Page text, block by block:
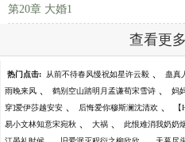
第20章 大婚1
查看更
热门点击: 从前不待春风慢祝如星许云毅 、 蛊真
雨晚来风 、 鹤别空山踏明月孟谦荀宋雪诗 、 妈
穿]爱伊莎越安安 、 后悔爱你穆斯澜沈清欢 、
易小文林知意宋宛秋 、 大祸 、 此恨难消我奶奶